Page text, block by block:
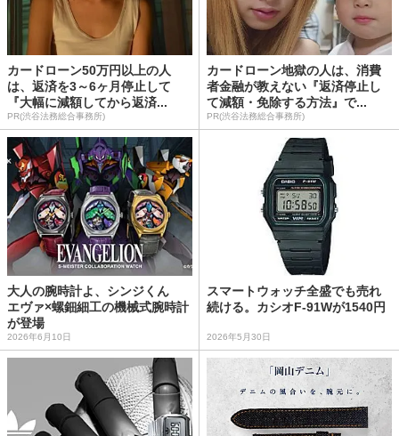
カードローン50万円以上の人
は、返済を3～6ヶ月停止して
『大幅に減額してから返済...
PR(渋谷法務総合事務所)
カードローン地獄の人は、消費
者金融が教えない『返済停止し
て減額・免除する方法』で...
PR(渋谷法務総合事務所)
大人の腕時計よ、シンジくん
エヴァ×螺鈿細工の機械式腕時計
が登場
2026年6月10日
スマートウォッチ全盛でも売れ
続ける。カシオF-91Wが1540円
2026年5月30日